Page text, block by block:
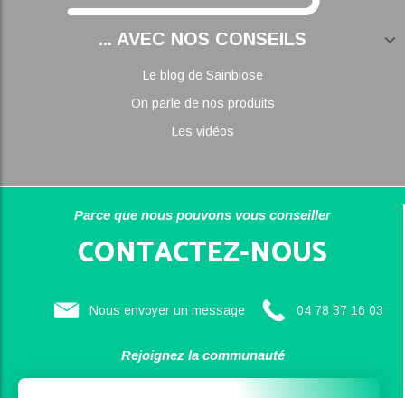
... AVEC NOS CONSEILS
Le blog de Sainbiose
On parle de nos produits
Les vidéos
Parce que nous pouvons vous conseiller
CONTACTEZ-NOUS
Nous envoyer un message 04 78 37 16 03
Rejoignez la communauté